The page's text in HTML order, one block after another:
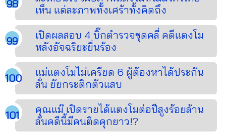
เห็น แต่ละภาพทั้งเศร้าทั้งคิดถึง
เปิดผลสอบ 4 บิ๊กตำรวจชุดคลี่ คดีแตงโม
หลังอัจฉริยะยื่นร้อง
แม่แตงโมไม่เครียด 6 ผู้ต้องหาได้ประกัน
ลั่น ยัยกระติกตัวแสบ
คุณแม๊ เปิดรายได้แตงโมต่อปีสูงร้อยล้าน
ลั่นคดีนี้มีคนติดคุกยาว!?